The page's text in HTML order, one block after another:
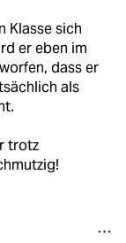
Klasse sich
er eben im
dass er
als
trotz